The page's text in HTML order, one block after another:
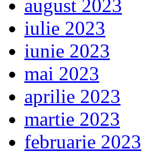
august 2023
iulie 2023
iunie 2023
mai 2023
aprilie 2023
martie 2023
februarie 2023